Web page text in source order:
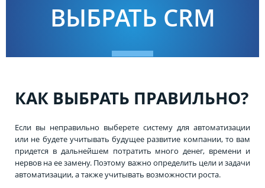
ВЫБРАТЬ CRM
КАК ВЫБРАТЬ ПРАВИЛЬНО?
Если вы неправильно выберете систему для автоматизации
или не будете учитывать будущее развитие компании, то вам
придется в дальнейшем потратить много денег, времени и
нервов на ее замену. Поэтому важно определить цели и задачи
автоматизации, а также учитывать возможности роста.